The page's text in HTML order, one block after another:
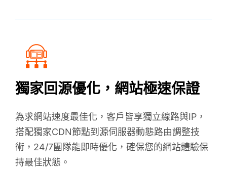
獨家回源優化，網站極速保證
為求網站速度最佳化，客戶皆享獨立線路與IP，
搭配獨家CDN節點到源伺服器動態路由調整技
術，24/7團隊能即時優化，確保您的網站體驗保
持最佳狀態。